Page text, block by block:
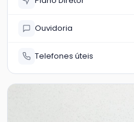
Ouvidoria
Telefones úteis